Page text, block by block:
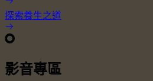
探索養生之道
影音專區